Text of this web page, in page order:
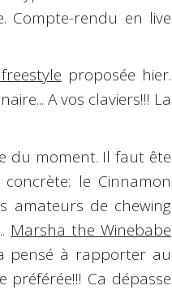
Compte-rendu en live
proposée hier.
A vos claviers!!! La
du moment. Il faut ête
le Cinnamon
amateurs de chewing
Marsha the Winebabe
pensé à rapporter au
Ca dépasse